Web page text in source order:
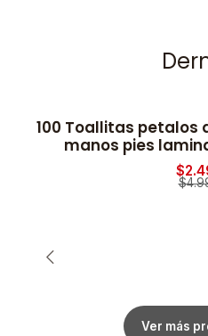
-50% OFF
100 Toallitas
manos pies
Ver más